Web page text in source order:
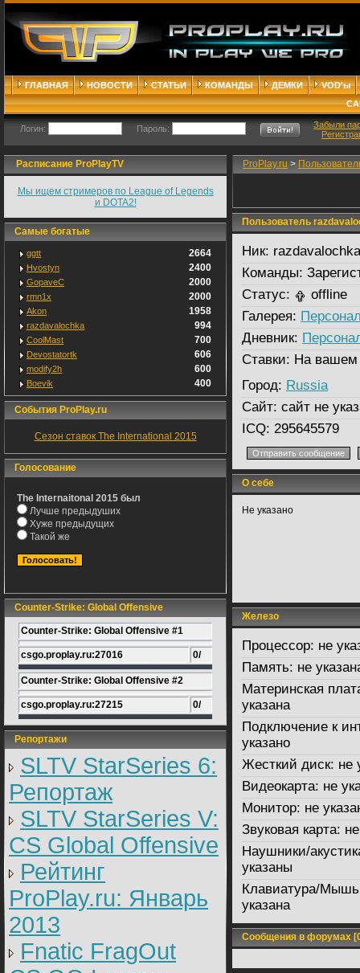
ГЛАВНАЯ НОВОСТИ СТАТЬИ КОМАНДЫ ДЕМКИ
VOD'ы
Логин: Пароль:
Забыли
Расписание ProPlayTV
Мы ищем стримеров по League of Legends
и DOTA2!
Самые богатые
ggtt 2664
Hvostyn 2400
GopaveC 2000
rmn1x 2000
Akon 1958
razdavalochka 994
CoolMast 700
Devostatortk 606
modify2h 600
Boevik 400
События ProPlay.ru
Сезон ставок The International 2015
Голосование
The Internaitonal 2015 был
Лучше предыдуших
Хуже предыдущих
Такой же
Counter-Strike: Global Offensive
Counter-Strike: Global Offensive #1
csgo.proplay.ru:27016 0/
Counter-Strike: Global Offensive #2
csgo.proplay.ru:27215 0/
Репортажи
SLTV StarSeries 6:
Репортаж
SLTV StarSeries V:
CS Global Offensive
Рейтинг
ProPlay.ru: Январь
2013
Fnatic FragOut
ProPlay.ru >
Пользователь
Ник: razdavalochka
Команды:
Статус:
offline
Галерея:
Дневник:
Ставки: На вашем
Город: Russia
Сайт: сайт не
ICQ: 295645579
О себе
Не указано
Железо
Процессор: не
Память: не
Материнская
указана
Подключение к
указано
Жесткий диск: не
Видеокарта: не
Монитор: не
Звуковая карта:
Наушники/
указаны
Клавиатура/
указана
Сообщения в форумах